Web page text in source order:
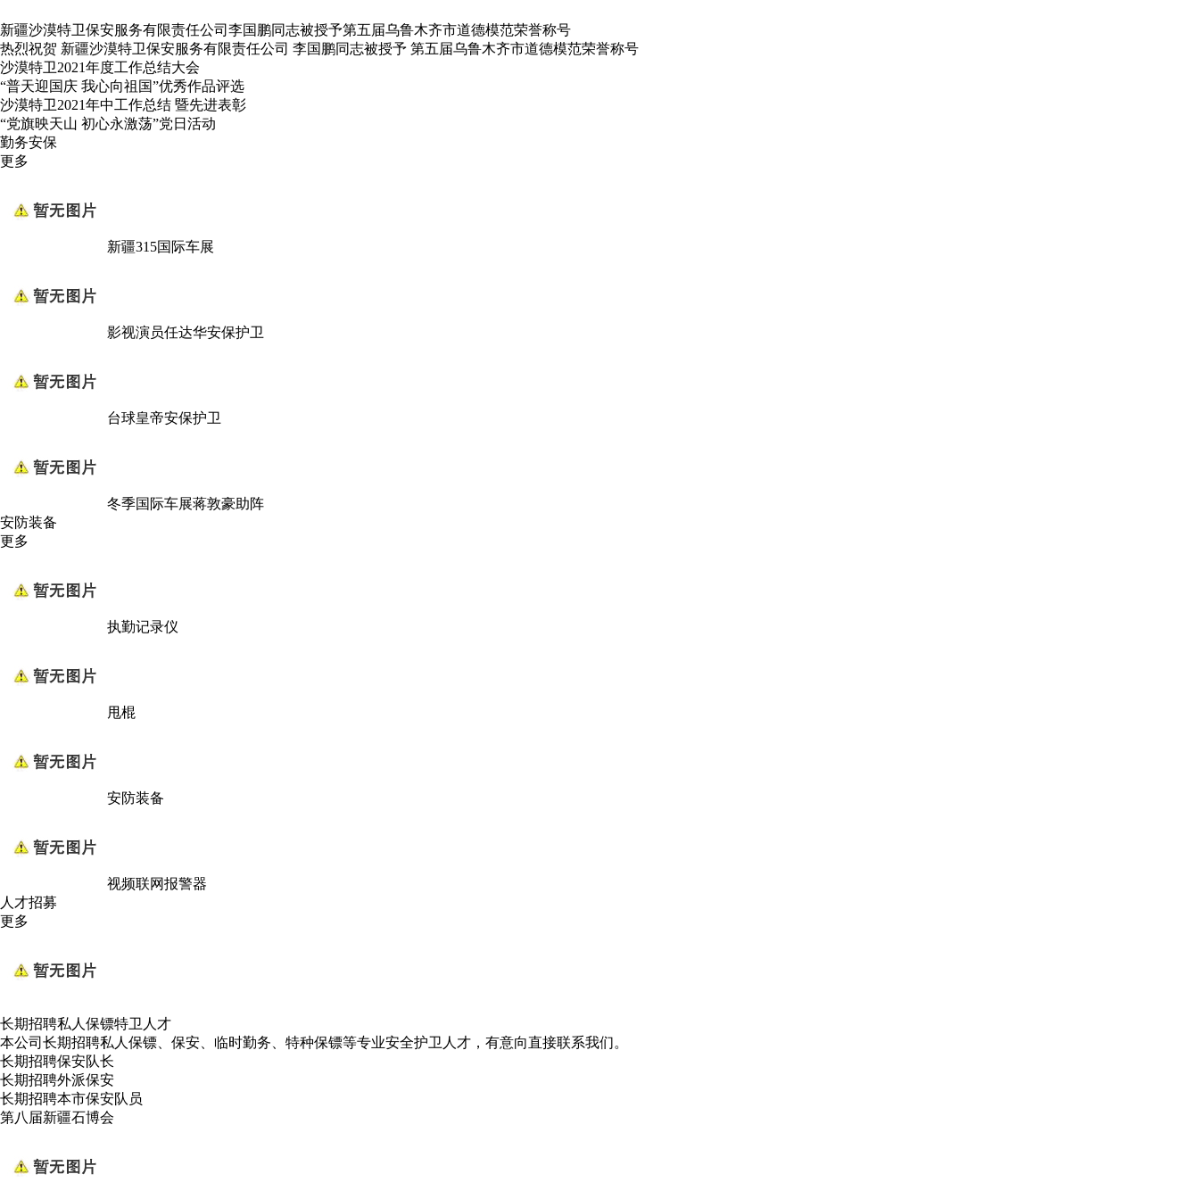
新疆沙漠特卫保安服务有限责任公司李国鹏同志被授予第五届乌鲁木齐市道德模范荣誉称号
热烈祝贺 新疆沙漠特卫保安服务有限责任公司 李国鹏同志被授予 第五届乌鲁木齐市道德模范荣誉称号
沙漠特卫2021年度工作总结大会
“普天迎国庆 我心向祖国”优秀作品评选
沙漠特卫2021年中工作总结 暨先进表彰
“党旗映天山 初心永激荡”党日活动
勤务安保
更多
新疆315国际车展
影视演员任达华安保护卫
台球皇帝安保护卫
冬季国际车展蒋敦豪助阵
安防装备
更多
执勤记录仪
甩棍
安防装备
视频联网报警器
人才招募
更多
长期招聘私人保镖特卫人才
本公司长期招聘私人保镖、保安、临时勤务、特种保镖等专业安全护卫人才，有意向直接联系我们。
长期招聘保安队长
长期招聘外派保安
长期招聘本市保安队员
第八届新疆石博会